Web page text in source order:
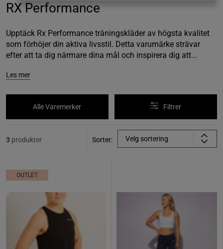
RX Performance
Upptäck Rx Performance träningskläder av högsta kvalitet
som förhöjer din aktiva livsstil. Detta varumärke strävar
efter att ta dig närmare dina mål och inspirera dig att...
Les mer
Alle Varemerker Filtrer
3 produkter Sorter: Velg sortering
OUTLET